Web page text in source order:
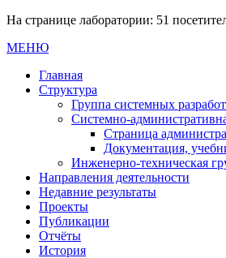
На странице лаборатории: 51
МЕНЮ
Главная
Структура
Группа системных
Системно-
Страница
Документация,
Инженерно-техническая
Направления деятельности
Недавние результаты
Проекты
Публикации
Отчёты
История